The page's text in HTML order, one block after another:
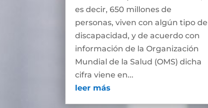
es decir, 650 millones de
personas, viven con algún tipo de
discapacidad, y de acuerdo con
información de la Organización
Mundial de la Salud (OMS) dicha
cifra viene en...
leer más